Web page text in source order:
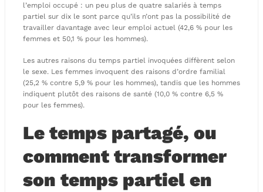
l’emploi occupé : un peu plus de quatre salariés à temps
partiel sur dix le sont parce qu’ils n’ont pas la possibilité de
travailler davantage avec leur emploi actuel (42,6 % pour les
femmes et 50,1 % pour les hommes).
Les autres raisons du temps partiel invoquées diffèrent selon
le sexe. Les femmes invoquent des raisons d’ordre familial
(25,2 % contre 5,9 % pour les hommes), tandis que les hommes
indiquent plutôt des raisons de santé (10,0 % contre 6,5 %
pour les femmes).
Le temps partagé, ou
comment transformer
son temps partiel en